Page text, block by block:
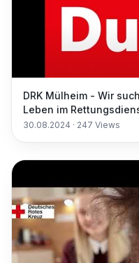
DRK Mülheim - Wir
Leben im
30.08.2024 · 247 Views